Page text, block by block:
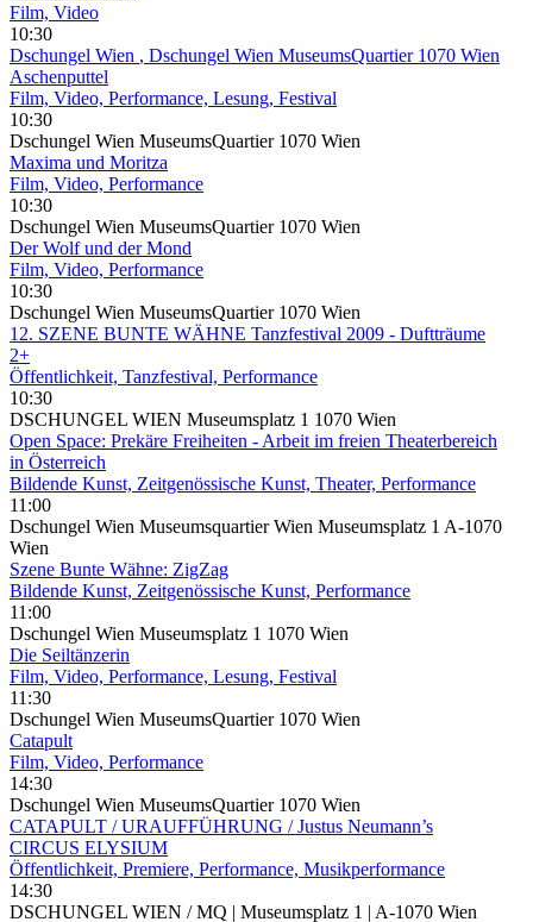
Film, Video
10:30
Dschungel Wien , Dschungel Wien MuseumsQuartier 1070 Wien
Aschenputtel
Film, Video, Performance, Lesung, Festival
10:30
Dschungel Wien MuseumsQuartier 1070 Wien
Maxima und Moritza
Film, Video, Performance
10:30
Dschungel Wien MuseumsQuartier 1070 Wien
Der Wolf und der Mond
Film, Video, Performance
10:30
Dschungel Wien MuseumsQuartier 1070 Wien
12. SZENE BUNTE WÄHNE Tanzfestival 2009 - Duftträume
2+
Öffentlichkeit, Tanzfestival, Performance
10:30
DSCHUNGEL WIEN Museumsplatz 1 1070 Wien
Open Space: Prekäre Freiheiten - Arbeit im freien Theaterbereich
in Österreich
Bildende Kunst, Zeitgenössische Kunst, Theater, Performance
11:00
Dschungel Wien Museumsquartier Wien Museumsplatz 1 A-1070
Wien
Szene Bunte Wähne: ZigZag
Bildende Kunst, Zeitgenössische Kunst, Performance
11:00
Dschungel Wien Museumsplatz 1 1070 Wien
Die Seiltänzerin
Film, Video, Performance, Lesung, Festival
11:30
Dschungel Wien MuseumsQuartier 1070 Wien
Catapult
Film, Video, Performance
14:30
Dschungel Wien MuseumsQuartier 1070 Wien
CATAPULT / URAUFFÜHRUNG / Justus Neumann’s
CIRCUS ELYSIUM
Öffentlichkeit, Premiere, Performance, Musikperformance
14:30
DSCHUNGEL WIEN / MQ | Museumsplatz 1 | A-1070 Wien